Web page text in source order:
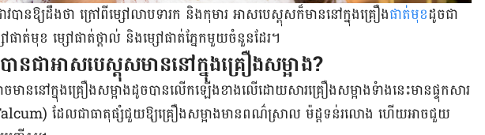
ាវបានឱ្យដឹងថា ក្រៅពីម្សៅលាបទារក និងកុមារ អាសបេស្តុសក៏មាននៅក្នុង​គ្រឿង​ផាត់មុខដូចជា
ផាត់មុខ ម្សៅផាត់ថ្ពាល់​ និងម្សៅផាត់ភ្នែកមួយចំនួនដែរ។
ានជាអាសបេស្តុសមាននៅក្នុងគ្រឿងសម្អាង?
មាននៅក្នុងគ្រឿងសម្អាងដូចបានលើកឡើងខាងលើដោយសារគ្រឿងសម្អាងទំាង​នេះមានផ្ទុកសារ
ដែលជាធាតុផ្សំជួយឱ្យគ្រឿងសម្អាងមានពណ៌ស្រាល ម៉ដ្ត​ទន់​រលោង ហើយអាច​ជួយ